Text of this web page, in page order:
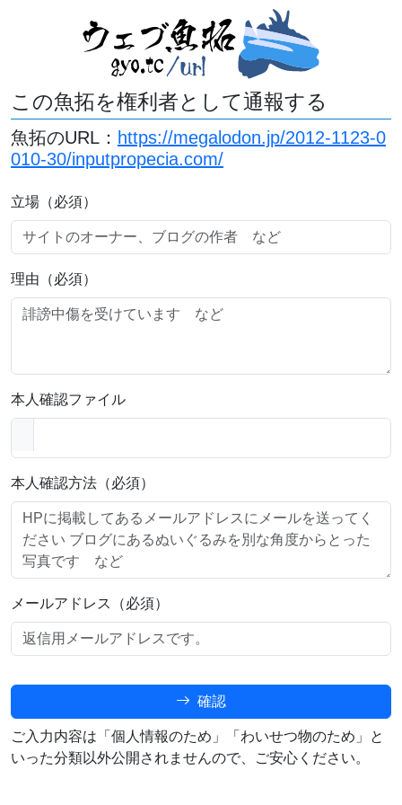
この魚拓を権利者として通報する
魚拓のURL： https://megalodon.jp/2012-1123-0
010-30/inputpropecia.com/
立場（必須）
理由（必須）
本人確認ファイル
本人確認方法（必須）
メールアドレス（必須）
確認
ご入力内容は「個人情報のため」「わいせつ物のため」と
いった分類以外公開されませんので、ご安心ください。